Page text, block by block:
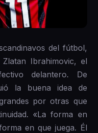
del fútbol,
Ibrahimovic, el
delantero. De
la buena idea de
por otras que
«La forma en
en que juega. Él